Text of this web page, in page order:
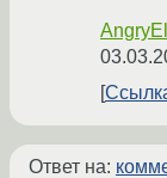
Ответ на: